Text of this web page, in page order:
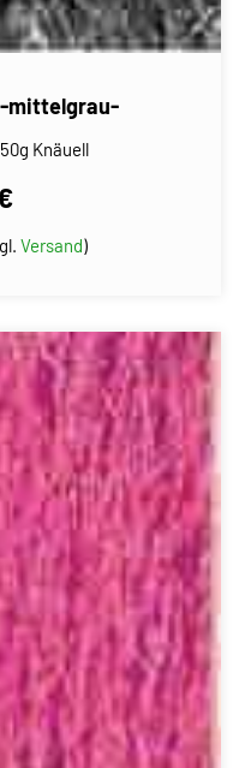
-mittelgrau-
Knäuell
Versand)